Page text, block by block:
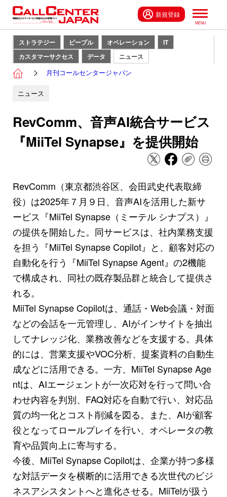
新規登録
ストラテジー ピープル オペレーション
IT
カスタマーサクセス
データ ニュース
月刊コールセンタージャパン
ニュース
RevComm、音声AI統合サービス
『MiiTel Synapse』を提供開始
RevComm（東京都渋谷区、会田武史代表取締
役）は2025年７月９日、音声AIを活用した新サ
ービス『MiiTel Synapse（ミーテル シナプス）』
の提供を開始した。同サービスは、社内業務支援
を担う『MiiTel Synapse Copilot』と、顧客対応の
自動化を行う『MiiTel Synapse Agent』の2機能
で構成され、同社の既存製品群と統合して提供さ
れる。
MiiTel Synapse Copilotは、通話・Web会議・対面
などの会話を一元管理し、AIがインサイトを抽出
してナレッジ化、業務改善などを支援する。具体
的には、営業支援やVOC分析、提案資料の自動生
成などに活用できる。一方、MiiTel Synapse Age
ntは、AIエージェントが一次応対を行って問い合
わせ内容を判別、FAQ対応を自動で行い、対応品
質の均一化とコスト削減を図る。また、AIが顧客
役となってロールプレイを行い、オペレータの教
育や品質向上に寄与する。
今後、MiiTel Synapse Copilotは、企業が持つ多様
な対話データを横断的に活用できる次世代のビジ
ネスアシスタントへと進化させる。MiiTelが扱う